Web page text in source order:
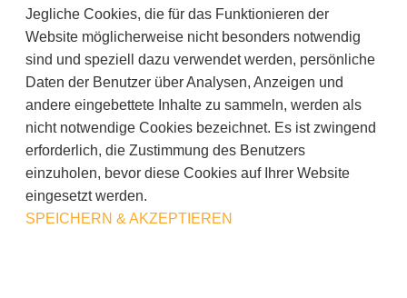
Jegliche Cookies, die für das Funktionieren der
Website möglicherweise nicht besonders notwendig
sind und speziell dazu verwendet werden, persönliche
Daten der Benutzer über Analysen, Anzeigen und
andere eingebettete Inhalte zu sammeln, werden als
nicht notwendige Cookies bezeichnet. Es ist zwingend
erforderlich, die Zustimmung des Benutzers
einzuholen, bevor diese Cookies auf Ihrer Website
eingesetzt werden.
SPEICHERN & AKZEPTIEREN